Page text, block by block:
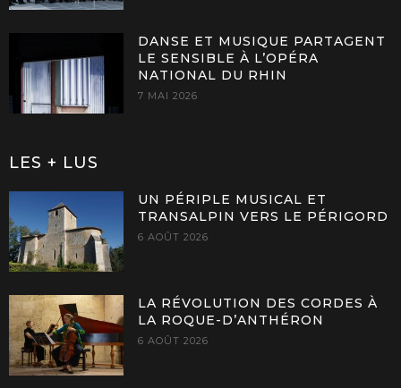
DANSE ET MUSIQUE PARTAGENT
LE SENSIBLE À L’OPÉRA
NATIONAL DU RHIN
7 MAI 2026
LES + LUS
UN PÉRIPLE MUSICAL ET
TRANSALPIN VERS LE PÉRIGORD
6 AOÛT 2026
LA RÉVOLUTION DES CORDES À
LA ROQUE-D’ANTHÉRON
6 AOÛT 2026